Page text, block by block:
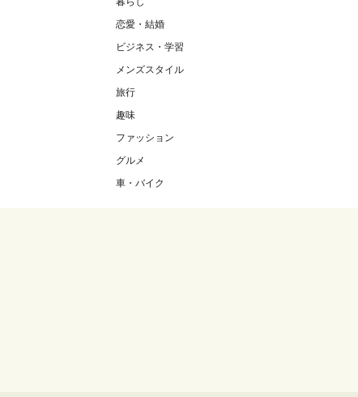
恋愛・結婚
ビジネス・学習
メンズスタイル
旅行
趣味
ファッション
グルメ
車・バイク